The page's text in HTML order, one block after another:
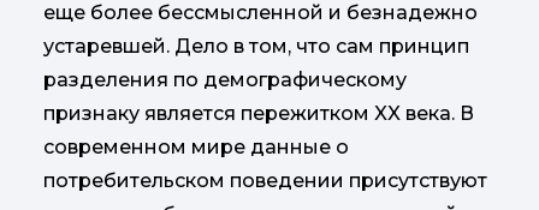
еще более бессмысленной и безнадежно
устаревшей. Дело в том, что сам принцип
разделения по демографическому
признаку является пережитком XX века. В
современном мире данные о
потребительском поведении присутствуют